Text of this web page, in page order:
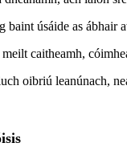
úsáide as ábhair
caitheamh,
oibriú leanúnach,